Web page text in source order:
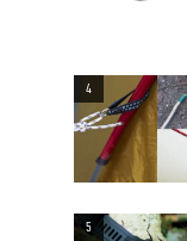
4
5